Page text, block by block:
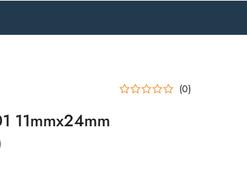
(0)
11mmx24mm